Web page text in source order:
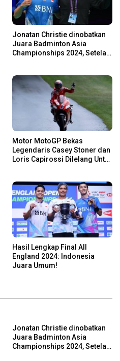
Jonatan Christie dinobatkan
Juara Badminton Asia
Championships 2024, Setelah
Motor MotoGP Bekas
Legendaris Casey Stoner dan
Loris Capirossi Dilelang Untuk
Hasil Lengkap Final All
England 2024: Indonesia
Juara Umum!
Jonatan Christie dinobatkan
Juara Badminton Asia
Championships 2024, Setelah